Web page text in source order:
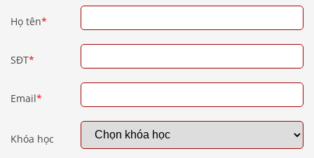
Họ tên*
SĐT*
Email*
Khóa học